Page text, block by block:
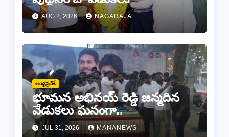
AUG 2, 2026 NAGARAJA
ఆంధ్రప్రదేశ్
భూమన అభినయ్ రెడ్డి జన్మదిన
వేడుకలు ఘనంగా..
JUL 31, 2026 MANANEWS